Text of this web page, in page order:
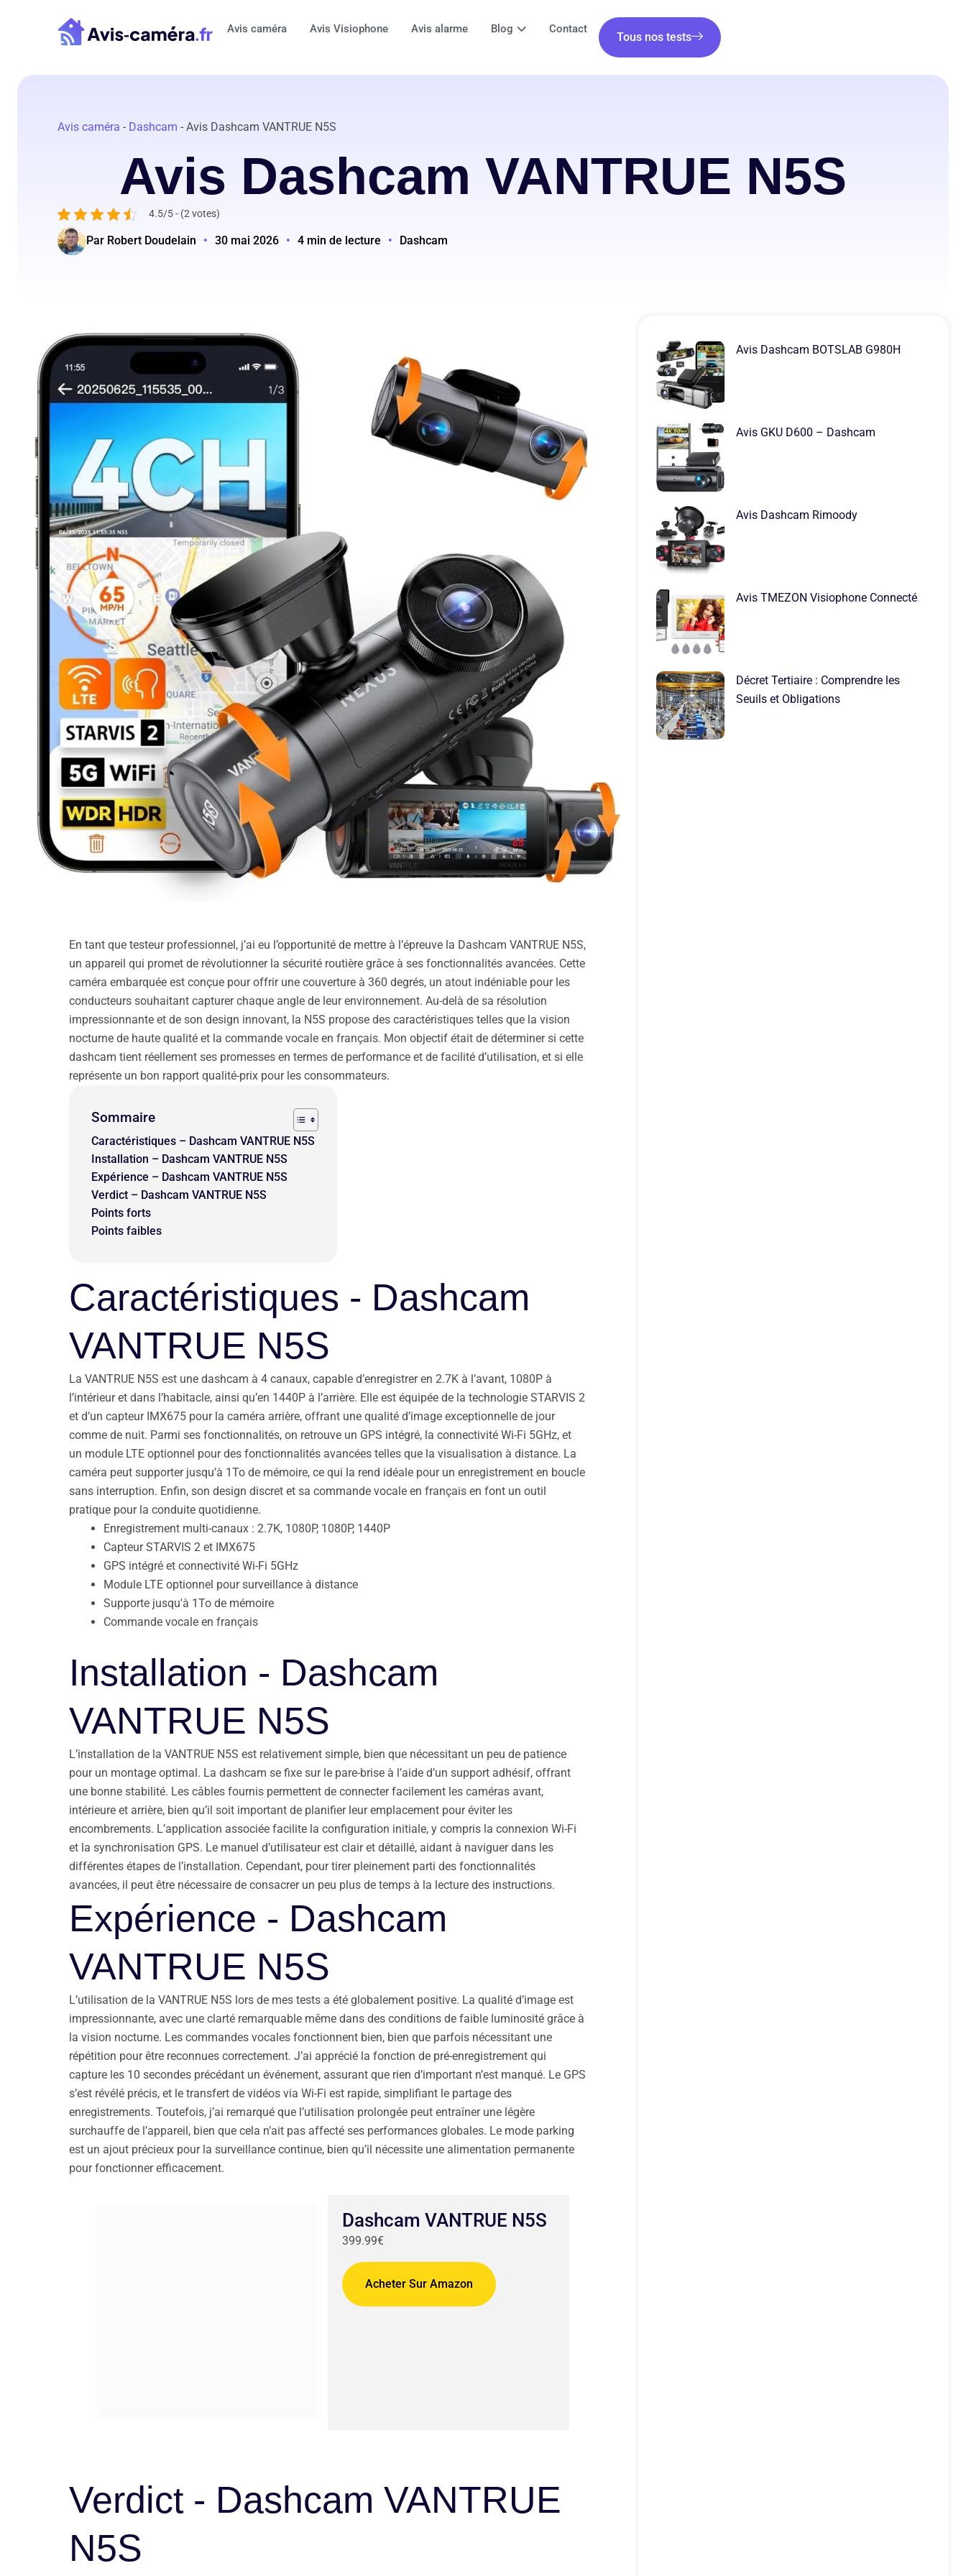
Avis caméra Avis Visiophone Avis alarme Blog Contact
Tous nos tests
Avis caméra - Dashcam - Avis Dashcam VANTRUE N5S
Avis Dashcam VANTRUE N5S
4.5/5 - (2 votes)
Par Robert Doudelain • 30 mai 2026 • 4 min de lecture • Dashcam
En tant que testeur professionnel, j’ai eu l’opportunité de mettre à l’épreuve la Dashcam VANTRUE N5S,
un appareil qui promet de révolutionner la sécurité routière grâce à ses fonctionnalités avancées. Cette
caméra embarquée est conçue pour offrir une couverture à 360 degrés, un atout indéniable pour les
conducteurs souhaitant capturer chaque angle de leur environnement. Au-delà de sa résolution
impressionnante et de son design innovant, la N5S propose des caractéristiques telles que la vision
nocturne de haute qualité et la commande vocale en français. Mon objectif était de déterminer si cette
dashcam tient réellement ses promesses en termes de performance et de facilité d’utilisation, et si elle
représente un bon rapport qualité-prix pour les consommateurs.
Sommaire
Caractéristiques – Dashcam VANTRUE N5S
Installation – Dashcam VANTRUE N5S
Expérience – Dashcam VANTRUE N5S
Verdict – Dashcam VANTRUE N5S
Points forts
Points faibles
Caractéristiques - Dashcam
VANTRUE N5S
La VANTRUE N5S est une dashcam à 4 canaux, capable d’enregistrer en 2.7K à l’avant, 1080P à
l’intérieur et dans l’habitacle, ainsi qu’en 1440P à l’arrière. Elle est équipée de la technologie STARVIS 2
et d’un capteur IMX675 pour la caméra arrière, offrant une qualité d’image exceptionnelle de jour
comme de nuit. Parmi ses fonctionnalités, on retrouve un GPS intégré, la connectivité Wi-Fi 5GHz, et
un module LTE optionnel pour des fonctionnalités avancées telles que la visualisation à distance. La
caméra peut supporter jusqu’à 1To de mémoire, ce qui la rend idéale pour un enregistrement en boucle
sans interruption. Enfin, son design discret et sa commande vocale en français en font un outil
pratique pour la conduite quotidienne.
Enregistrement multi-canaux : 2.7K, 1080P, 1080P, 1440P
Capteur STARVIS 2 et IMX675
GPS intégré et connectivité Wi-Fi 5GHz
Module LTE optionnel pour surveillance à distance
Supporte jusqu'à 1To de mémoire
Commande vocale en français
Installation - Dashcam
VANTRUE N5S
L’installation de la VANTRUE N5S est relativement simple, bien que nécessitant un peu de patience
pour un montage optimal. La dashcam se fixe sur le pare-brise à l’aide d’un support adhésif, offrant
une bonne stabilité. Les câbles fournis permettent de connecter facilement les caméras avant,
intérieure et arrière, bien qu’il soit important de planifier leur emplacement pour éviter les
encombrements. L’application associée facilite la configuration initiale, y compris la connexion Wi-Fi
et la synchronisation GPS. Le manuel d’utilisateur est clair et détaillé, aidant à naviguer dans les
différentes étapes de l’installation. Cependant, pour tirer pleinement parti des fonctionnalités
avancées, il peut être nécessaire de consacrer un peu plus de temps à la lecture des instructions.
Expérience - Dashcam
VANTRUE N5S
L’utilisation de la VANTRUE N5S lors de mes tests a été globalement positive. La qualité d’image est
impressionnante, avec une clarté remarquable même dans des conditions de faible luminosité grâce à
la vision nocturne. Les commandes vocales fonctionnent bien, bien que parfois nécessitant une
répétition pour être reconnues correctement. J’ai apprécié la fonction de pré-enregistrement qui
capture les 10 secondes précédant un événement, assurant que rien d’important n’est manqué. Le GPS
s’est révélé précis, et le transfert de vidéos via Wi-Fi est rapide, simplifiant le partage des
enregistrements. Toutefois, j’ai remarqué que l’utilisation prolongée peut entraîner une légère
surchauffe de l’appareil, bien que cela n’ait pas affecté ses performances globales. Le mode parking
est un ajout précieux pour la surveillance continue, bien qu’il nécessite une alimentation permanente
pour fonctionner efficacement.
Dashcam VANTRUE N5S
399.99€
Acheter Sur Amazon
Verdict - Dashcam VANTRUE
N5S
Avis Dashcam BOTSLAB G980H
Avis GKU D600 – Dashcam
Avis Dashcam Rimoody
Avis TMEZON Visiophone Connecté
Décret Tertiaire : Comprendre les
Seuils et Obligations